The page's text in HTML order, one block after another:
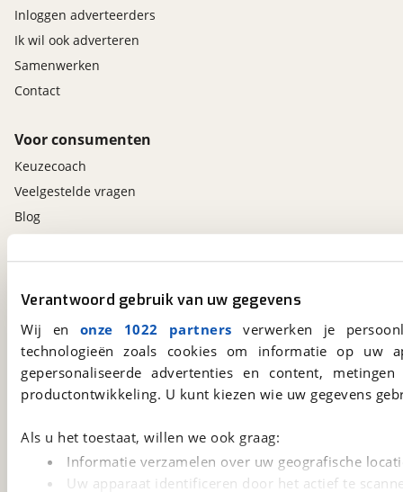
Verantwoord gebruik van uw gegevens
Wij en onze 1022 partners verwerken je
technologieën zoals cookies om informatie op
gepersonaliseerde advertenties en content,
productontwikkeling. U kunt kiezen wie uw gegevens
Als u het toestaat, willen we ook graag:
Informatie verzamelen over uw geografische
Uw apparaat identificeren door het actief te
Inloggen adverteerders
Ik wil ook adverteren
Samenwerken
Contact
Voor consumenten
Keuzecoach
Veelgestelde vragen
Blog
Kosterijland 15
BOVAG
viaBOVAG.nl app
Altijd het meest recente aanbod bij de hand.
Download 'm nu.